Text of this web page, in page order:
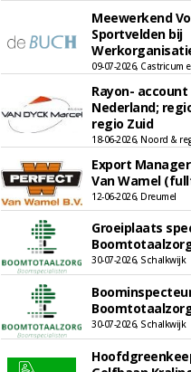
Meewerkend
Sportvelden bij
09-07-2026, Castricum
Rayon-
Nederland;
regio Zuid
18-06-2026, Noord &
Export Manager
Van Wamel
12-06-2026, Dreumel
Groeiplaats
30-07-2026, Schalkwijk
30-07-2026, Schalkwijk